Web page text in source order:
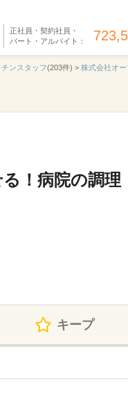
正社員・契約社員・
パート・アルバイト：
チンスタッフ(203件) > 株式会社オ
！病院の調理
キープ